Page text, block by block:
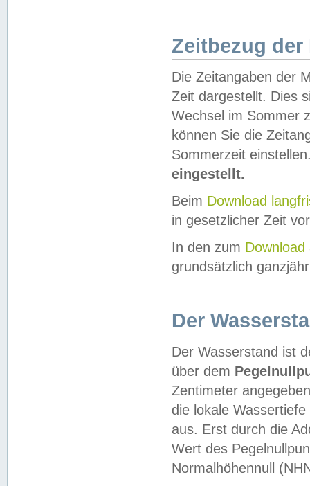
Zeitbezug der
Die Zeitangaben der
Zeit dargestellt. Dies
Wechsel im Sommer
können Sie die
Sommerzeit
eingestellt.
Beim Download
in gesetzlicher Zeit
In den zum Download
grundsätzlich
Der
Der Wasserstand ist
über dem
Zentimeter
die lokale
aus. Erst durch die
Wert des
Normalhöhennull